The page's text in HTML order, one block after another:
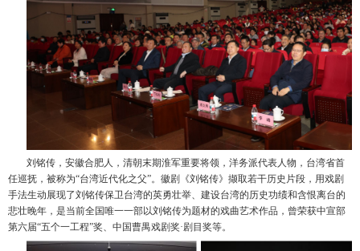
刘铭传，安徽合肥人，清朝末期淮军重要将领，洋务派代表人物，台湾省首
任巡抚，被称为“台湾近代化之父”。徽剧《刘铭传》撷取若干历史片段，用戏剧
手法生动展现了刘铭传保卫台湾的英勇壮举、建设台湾的历史功绩和含恨离台的
悲壮晚年，是当前全国唯一一部以刘铭传为题材的戏曲艺术作品，曾荣获中宣部
第六届“五个一工程”奖、中国曹禺戏剧奖·剧目奖等。